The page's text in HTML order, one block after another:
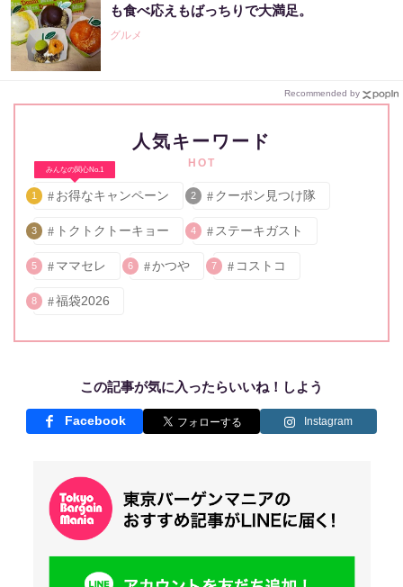
も食べ応えもばっちりで大満足。
グルメ
Recommended by
人気キーワード
HOT
みんなの関心No.1
1 お得なキャンペーン 2 クーポン見つけ隊
3 トクトクトーキョー 4 ステーキガスト
5 ママセレ 6 かつや 7 コストコ
8 福袋2026
この記事が気に入ったらいいね！しよう
Facebook Instagram